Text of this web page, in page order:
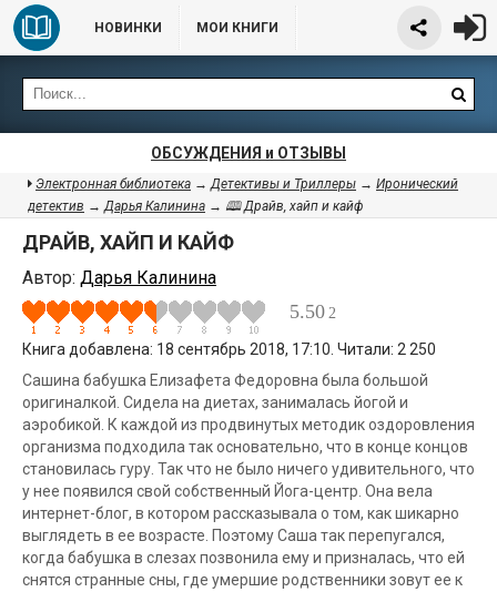
НОВИНКИ МОИ КНИГИ
ОБСУЖДЕНИЯ и ОТЗЫВЫ
Электронная библиотека →Детективы и Триллеры → Иронический
детектив →Дарья Калинина → 🕮 Драйв, хайп и кайф
ДРАЙВ, ХАЙП И КАЙФ
Автор: Дарья Калинина
5.50 2
Книга добавлена: 18 сентябрь 2018, 17:10. Читали: 2 250
Сашина бабушка Елизафета Федоровна была большой
оригиналкой. Сидела на диетах, занималась йогой и
аэробикой. К каждой из продвинутых методик оздоровления
организма подходила так основательно, что в конце концов
становилась гуру. Так что не было ничего удивительного, что
у нее появился свой собственный Йога-центр. Она вела
интернет-блог, в котором рассказывала о том, как шикарно
выглядеть в ее возрасте. Поэтому Саша так перепугался,
когда бабушка в слезах позвонила ему и призналась, что ей
снятся странные сны, где умершие родственники зовут ее к